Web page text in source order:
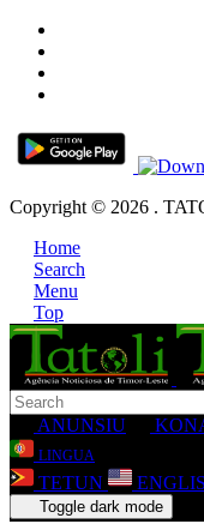
Copyright © 2026 .
Home
Search
Menu
Top
ANUNSIU
LINGUA
TETUN
Toggle dark mode